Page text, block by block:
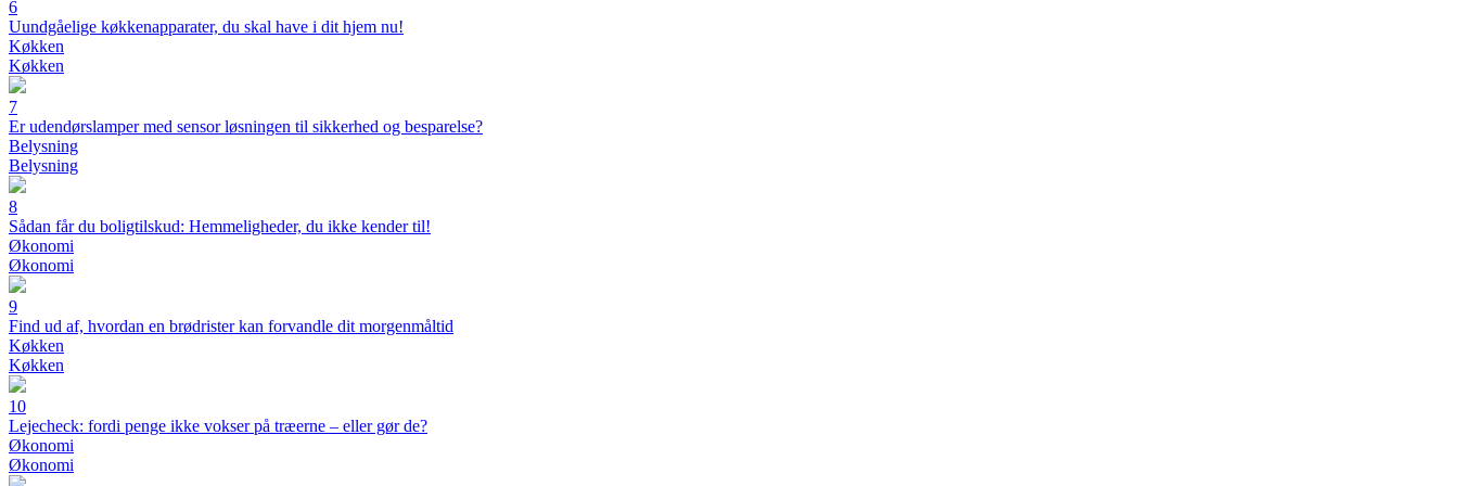
6
Uundgåelige køkkenapparater, du skal have i dit hjem nu!
Køkken
Køkken
7
Er udendørslamper med sensor løsningen til sikkerhed og besparelse?
Belysning
Belysning
8
Sådan får du boligtilskud: Hemmeligheder, du ikke kender til!
Økonomi
Økonomi
9
Find ud af, hvordan en brødrister kan forvandle dit morgenmåltid
Køkken
Køkken
10
Lejecheck: fordi penge ikke vokser på træerne – eller gør de?
Økonomi
Økonomi